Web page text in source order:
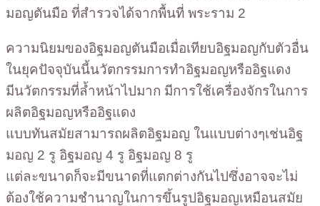
มอญตันมือ ที่สำรวจได้จากพื้นที่ พระราม 2
ความนิยมของอิฐมอญตันมือเมื่อเทียบอิฐมอญกับตัวอื่น
ในยุคปัจจุบันนี้นวัตกรรมการทำอิฐมอญหรืออิฐแดง
มีนวัตกรรมที่ล้ำหน้าไปมาก มีการใช้เครื่องจักรในการ
ผลิตอิฐมอญหรืออิฐแดง
แบบทันสมัยสามารถผลิตอิฐมอญ ในแบบต่างๆเช่นอิฐ
มอญ 2 รู อิฐมอญ 4 รู อิฐมอญ 8 รู
แต่ละขนาดก็จะมีขนาดที่แตกต่างกันไปซึ่งอาจจะไม่
ต้องใช้ความชำนาญในการขึ้นรูปอิฐมอญเหมือนสมัย